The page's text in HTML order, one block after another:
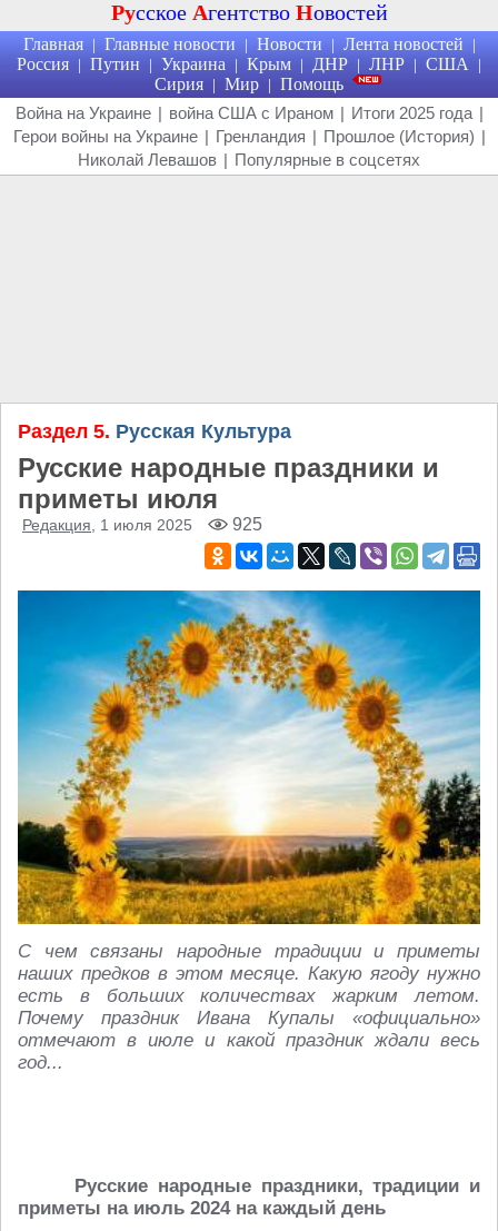
Русское Агентство Новостей
Главная | Главные новости | Новости | Лента новостей |
Россия | Путин | Украина | Крым | ДНР | ЛНР | США |
Сирия | Мир | Помощь
Война на Украине | война США с Ираном | Итоги 2025 года |
Герои войны на Украине | Гренландия | Прошлое (История) |
Николай Левашов | Популярные в соцсетях
Раздел 5. Русская Культура
Русские народные праздники и
приметы июля
Редакция , 1 июля 2025 925
С чем связаны народные традиции и приметы
наших предков в этом месяце. Какую ягоду нужно
есть в больших количествах жарким летом.
Почему праздник Ивана Купалы «официально»
отмечают в июле и какой праздник ждали весь
год...
Русские народные праздники, традиции и
приметы на июль 2024 на каждый день